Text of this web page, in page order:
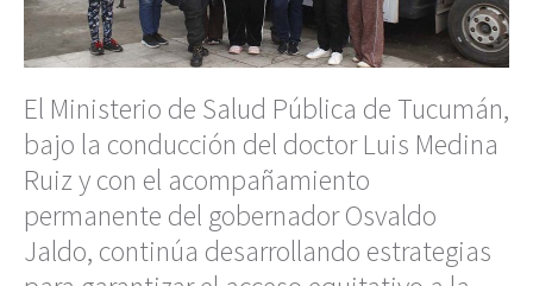
El Ministerio de Salud Pública de Tucumán,
bajo la conducción del doctor Luis Medina
Ruiz y con el acompañamiento
permanente del gobernador Osvaldo
Jaldo, continúa desarrollando estrategias